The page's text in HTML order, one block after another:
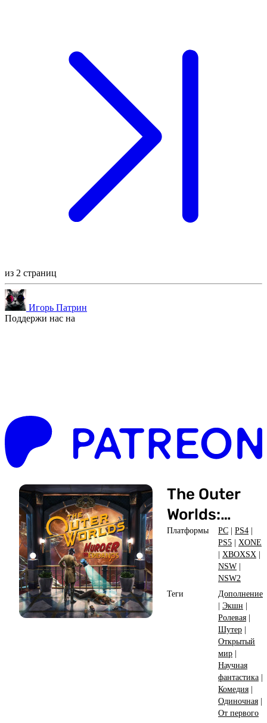
из 2 страниц
Игорь Патрин
Поддержи нас на
The Outer
Worlds:
Murder on
Eridanos
Платформы PC | PS4 |
PS5 | XONE
| XBOXSX |
NSW |
NSW2
Теги
Дополнение
| Экшн |
Ролевая |
Шутер |
Открытый
мир |
Научная
фантастика |
Комедия |
Одиночная |
От первого